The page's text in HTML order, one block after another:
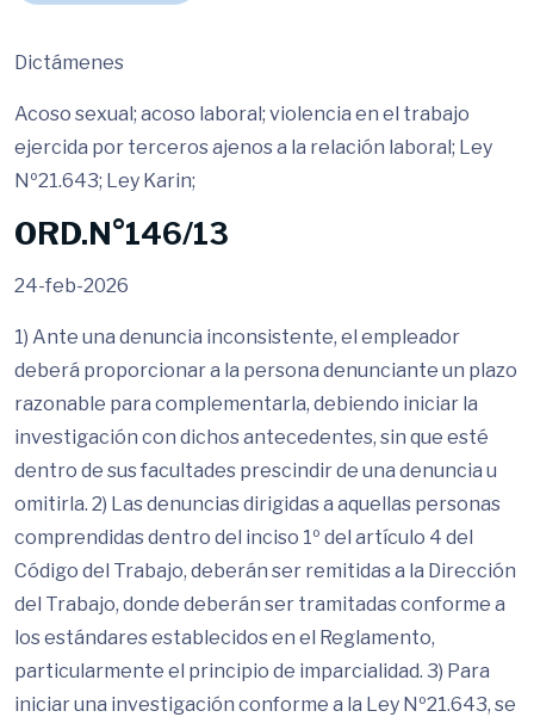
Dictámenes
Acoso sexual; acoso laboral; violencia en el trabajo
ejercida por terceros ajenos a la relación laboral; Ley
Nº21.643; Ley Karin;
ORD.N°146/13
24-feb-2026
1) Ante una denuncia inconsistente, el empleador
deberá proporcionar a la persona denunciante un plazo
razonable para complementarla, debiendo iniciar la
investigación con dichos antecedentes, sin que esté
dentro de sus facultades prescindir de una denuncia u
omitirla. 2) Las denuncias dirigidas a aquellas personas
comprendidas dentro del inciso 1º del artículo 4 del
Código del Trabajo, deberán ser remitidas a la Dirección
del Trabajo, donde deberán ser tramitadas conforme a
los estándares establecidos en el Reglamento,
particularmente el principio de imparcialidad. 3) Para
iniciar una investigación conforme a la Ley Nº21.643, se